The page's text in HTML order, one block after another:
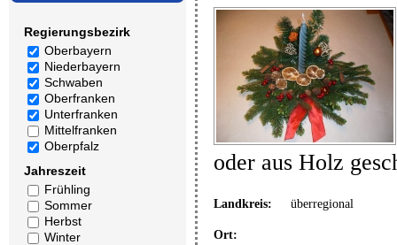
Regierungsbezirk
Oberbayern
Niederbayern
Schwaben
Oberfranken
Unterfranken
Mittelfranken
Oberpfalz
Jahreszeit
Frühling
Sommer
Herbst
Winter
oder aus Holz
Landkreis: überregional
Ort: